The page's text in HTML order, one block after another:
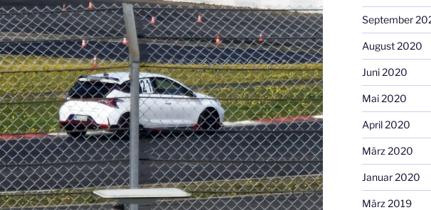
September
August 2020
Juni 2020
Mai 2020
April 2020
März 2020
Januar 2020
März 2019